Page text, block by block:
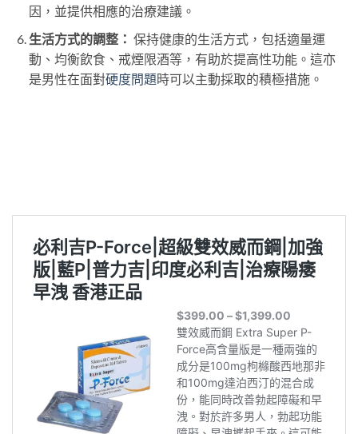
因，並提供相應的治療建議。
生活方式的調整： 保持健康的生活方式，包括適量運
動、均衡飲食、戒煙限酒等，有助於提高性功能。這亦
是男性在面對硬度問題時可以主動採取的積極措施。